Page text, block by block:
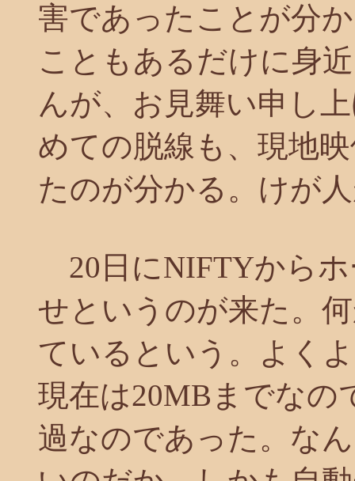
害であったことが分
こともあるだけに身
んが、お見舞い申し
めての脱線も、現地
たのが分かる。けが
20日にNIFTYから
せというのが来た。
ているという。よく
現在は20MBまでなの
過なのであった。な